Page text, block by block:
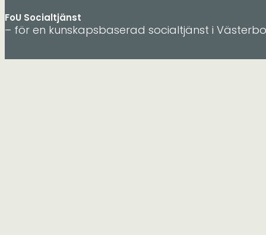
FoU Socialtjänst
– för en kunskapsbaserad socialtjänst i